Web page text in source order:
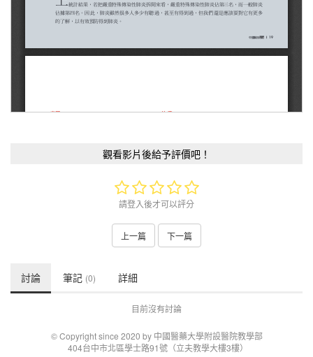
觀看影片後給予評價吧！
請登入後才可以評分
上一篇 下一篇
討論 筆記 (0) 詳細
目前沒有討論
© Copyright since 2020 by 中國醫藥大學附設醫院教學部
404台中市北區學士路91號（立夫教學大樓3樓）